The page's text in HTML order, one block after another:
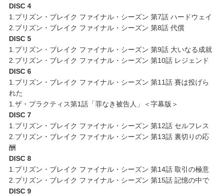
DISC 4
1.プリズン・ブレイク ファイナル・シーズン 第7話 ハードウェイ
2.プリズン・ブレイク ファイナル・シーズン 第8話 代償
DISC 5
1.プリズン・ブレイク ファイナル・シーズン 第9話 大いなる成就
2.プリズン・ブレイク ファイナル・シーズン 第10話 レジェンド
DISC 6
1.プリズン・ブレイク ファイナル・シーズン 第11話 賽は投げら
れた
1.ザ・プラクティス第1話「罪なき被告人」＜字幕版＞
DISC 7
1.プリズン・ブレイク ファイナル・シーズン 第12話 セルフレス
2.プリズン・ブレイク ファイナル・シーズン 第13話 裏切りの応
酬
DISC 8
1.プリズン・ブレイク ファイナル・シーズン 第14話 取引の極意
2.プリズン・ブレイク ファイナル・シーズン 第15話 記憶の中で
DISC 9